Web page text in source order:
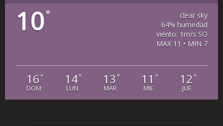
10°
clear sky
64% humedad
viento: 1m/s SO
MAX 11 • MIN 7
16 °
DOM
14°
LUN
13 °
MAR
11 °
MIE
12 °
JUE